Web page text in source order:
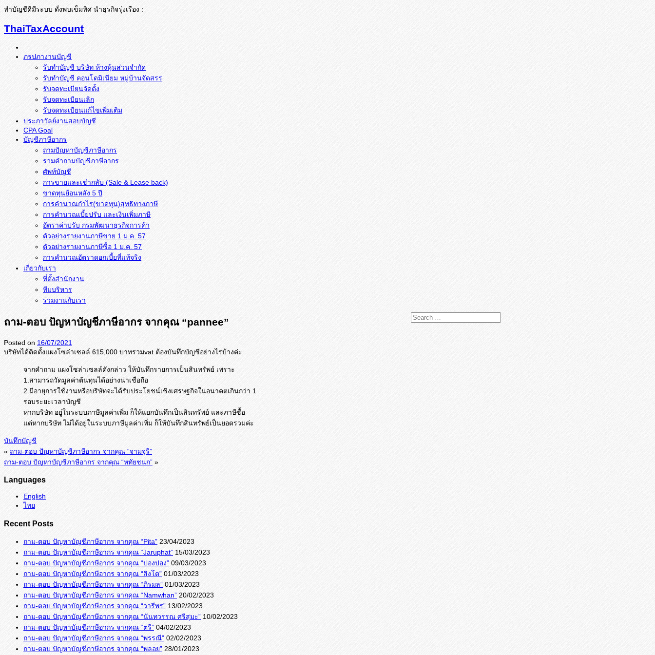
ทำบัญชีดีมีระบบ ดั่งพบเข็มทิศ นำธุรกิจรุ่งเรือง :
ThaiTaxAccount
ภรปภางานบัญชี
รับทำบัญชี บริษัท ห้างหุ้นส่วนจำกัด
รับทำบัญชี คอนโดมิเนียม หมู่บ้านจัดสรร
รับจดทะเบียนจัดตั้ง
รับจดทะเบียนเลิก
รับจดทะเบียนแก้ไขเพิ่มเติม
ประภาวัลย์งานสอบบัญชี
CPA Goal
บัญชีภาษีอากร
ถามปัญหาบัญชีภาษีอากร
รวมคำถามบัญชีภาษีอากร
ศัพท์บัญชี
การขายและเช่ากลับ (Sale & Lease back)
ขาดทุนย้อนหลัง 5 ปี
การคำนวณกำไร(ขาดทุน)สุทธิทางภาษี
การคำนวณเบี้ยปรับ และเงินเพิ่มภาษี
อัตราค่าปรับ กรมพัฒนาธุรกิจการค้า
ตัวอย่างรายงานภาษีขาย 1 ม.ค. 57
การคำนวณอัตราดอกเบี้ยที่แท้จริง
เกี่ยวกับเรา
ที่ตั้งสำนักงาน
ทีมบริหาร
ร่วมงานกับเรา
ถาม-ตอบ ปัญหาบัญชีภาษีอากร จากคุณ “pannee”
Posted on 16/07/2021
บริษัทได้ติดตั้งแผงโซล่าเซลล์ 615,000 บาทรวมvat ต้องบันทึกบัญชีอย่างไรบ้างค่ะ
จากคำถาม แผงโซล่าเซลล์ดังกล่าว ให้บันทึกรายการเป็นสินทรัพย์ เพราะ
1.สามารถวัดมูลค่าต้นทุนได้อย่างน่าเชื่อถือ
2.มีอายุการใช้งานหรือบริษัทจะได้รับประโยชน์เชิงเศรษฐกิจในอนาคตเกินกว่า 1
รอบระยะเวลาบัญชี
หากบริษัท อยู่ในระบบภาษีมูลค่าเพิ่ม ก็ให้แยกบันทึกเป็นสินทรัพย์ และภาษีซื้อ
แต่หากบริษัท ไม่ได้อยู่ในระบบภาษีมูลค่าเพิ่ม ก็ให้บันทึกสินทรัพย์เป็นยอดรวมค่ะ
บันทึกบัญชี
« ถาม-ตอบ ปัญหาบัญชีภาษีอากร จากคุณ “จามจุรี”
ถาม-ตอบ ปัญหาบัญชีภาษีอากร จากคุณ “หทัยชนก” »
Languages
English
ไทย
Recent Posts
ถาม-ตอบ ปัญหาบัญชีภาษีอากร จากคุณ “Pita” 23/04/2023
ถาม-ตอบ ปัญหาบัญชีภาษีอากร จากคุณ “Jaruphat” 15/03/2023
ถาม-ตอบ ปัญหาบัญชีภาษีอากร จากคุณ “ปองปอง” 09/03/2023
ถาม-ตอบ ปัญหาบัญชีภาษีอากร จากคุณ “สิงโต” 01/03/2023
ถาม-ตอบ ปัญหาบัญชีภาษีอากร จากคุณ “ภิรมล” 01/03/2023
ถาม-ตอบ ปัญหาบัญชีภาษีอากร จากคุณ “Namwhan” 20/02/2023
ถาม-ตอบ ปัญหาบัญชีภาษีอากร จากคุณ “วารีพร” 13/02/2023
ถาม-ตอบ ปัญหาบัญชีภาษีอากร จากคุณ “นันทวรรณ ศรีสุมะ” 10/02/2023
ถาม-ตอบ ปัญหาบัญชีภาษีอากร จากคุณ “ตรี” 04/02/2023
ถาม-ตอบ ปัญหาบัญชีภาษีอากร จากคุณ “พรรณี” 02/02/2023
ถาม-ตอบ ปัญหาบัญชีภาษีอากร จากคุณ “พลอย” 28/01/2023